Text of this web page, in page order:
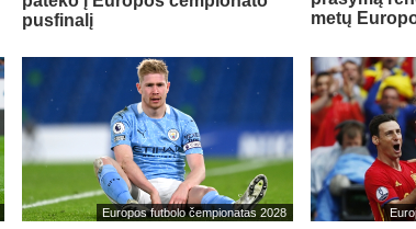
pusfinalį
metų
Europos futbolo čempionatas 2028